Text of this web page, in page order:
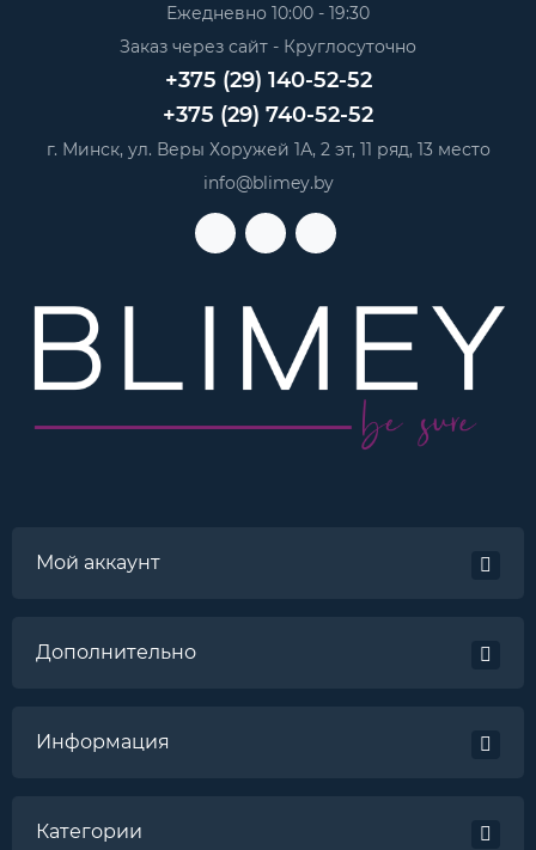
Ежедневно 10:00 - 19:30
Заказ через сайт - Круглосуточно
+375 (29) 140-52-52
+375 (29) 740-52-52
г. Минск, ул. Веры Хоружей 1А, 2 эт, 11 ряд, 13 место
info@blimey.by
Мой аккаунт
Дополнительно
Информация
Категории